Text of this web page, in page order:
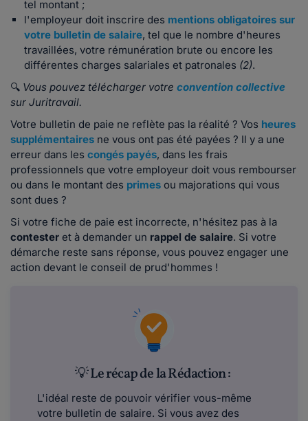
tel montant ;
l'employeur doit inscrire des mentions obligatoires sur
votre bulletin de salaire, tel que le nombre d'heures
travaillées, votre rémunération brute ou encore les
différentes charges salariales et patronales (2).
🔍 Vous pouvez télécharger votre convention collective
sur Juritravail.
Votre bulletin de paie ne reflète pas la réalité ? Vos heures
supplémentaires ne vous ont pas été payées ? Il y a une
erreur dans les congés payés, dans les frais
professionnels que votre employeur doit vous rembourser
ou dans le montant des primes ou majorations qui vous
sont dues ?
Si votre fiche de paie est incorrecte, n'hésitez pas à la
contester et à demander un rappel de salaire. Si votre
démarche reste sans réponse, vous pouvez engager une
action devant le conseil de prud'hommes !
💡 Le récap de la Rédaction :
L'idéal reste de pouvoir vérifier vous-même
votre bulletin de salaire. Si vous avez des